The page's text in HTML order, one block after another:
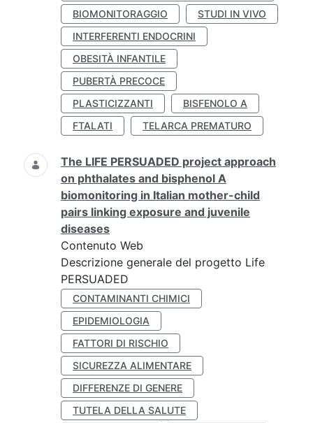
BIOMONITORAGGIO
STUDI IN VIVO
INTERFERENTI ENDOCRINI
OBESITÀ INFANTILE
PUBERTÀ PRECOCE
PLASTICIZZANTI
BISFENOLO A
FTALATI
TELARCA PREMATURO
The LIFE PERSUADED project approach
on phthalates and bisphenol A
biomonitoring in Italian mother-child
pairs linking exposure and juvenile
diseases
Contenuto Web
Descrizione generale del progetto Life
PERSUADED
CONTAMINANTI CHIMICI
EPIDEMIOLOGIA
FATTORI DI RISCHIO
SICUREZZA ALIMENTARE
DIFFERENZE DI GENERE
TUTELA DELLA SALUTE